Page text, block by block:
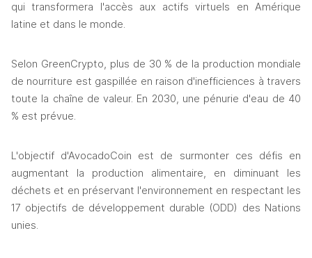
qui transformera l'accès aux actifs virtuels en Amérique
latine et dans le monde.
Selon GreenCrypto, plus de 30 % de la production mondiale
de nourriture est gaspillée en raison d'inefficiences à travers
toute la chaîne de valeur. En 2030, une pénurie d'eau de 40
% est prévue.
L'objectif d'AvocadoCoin est de surmonter ces défis en
augmentant la production alimentaire, en diminuant les
déchets et en préservant l'environnement en respectant les
17 objectifs de développement durable (ODD) des Nations
unies.